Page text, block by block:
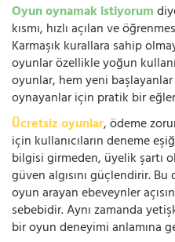
Oyun oynamak istiyorum
kısmı, hızlı açılan ve
Karmaşık kurallara sahip
oyunlar özellikle yoğun
oyunlar, hem yeni
oynayanlar için pratik bir
Ücretsiz oyunlar, ödeme
için kullanıcıların deneme
bilgisi girmeden, üyelik şartı
güven algısını güçlendirir.
oyun arayan ebeveynler
sebebidir. Aynı zamanda
bir oyun deneyimi anlamına